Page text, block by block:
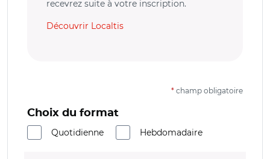
recevrez suite à votre inscription.
Découvrir Localtis
* champ obligatoire
Choix du format
Quotidienne
Hebdomadaire